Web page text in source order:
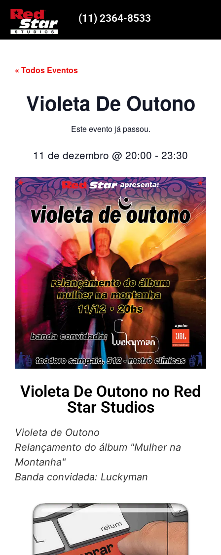
(11) 2364-8533
« Todos Eventos
Violeta De Outono
Este evento já passou.
11 de dezembro @ 20:00 - 23:30
Violeta De Outono no Red
Star Studios
Violeta de Outono
Relançamento do álbum "Mulher na
Montanha"
Banda convidada: Luckyman